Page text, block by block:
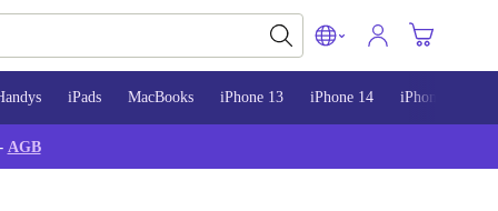
iPads MacBooks iPhone 13 iPhone 14 iPhone 15
AGB